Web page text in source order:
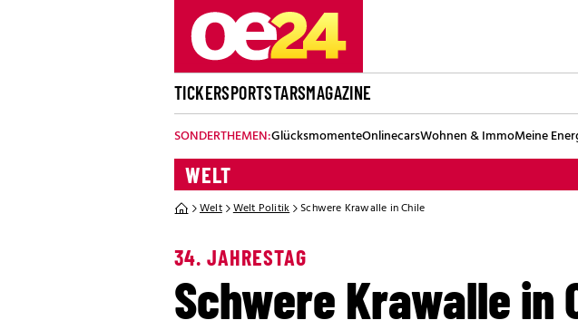
TICKERSPORTSTARSMAGAZINE
SONDERTHEMEN:GlücksmomenteOnlinecarsWohnen & ImmoMeine
WELT
Welt Welt Politik Schwere Krawalle in Chile
34. JAHRESTAG
Schwere Krawalle in